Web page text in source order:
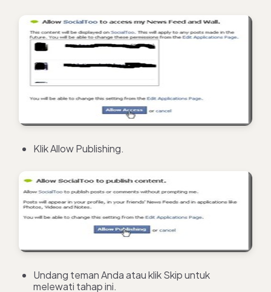
Klik Allow Publishing.
Undang teman Anda atau klik Skip untuk
melewati tahap ini.